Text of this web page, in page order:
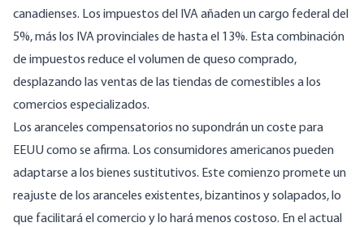
canadienses. Los impuestos del IVA añaden un cargo federal del
5%, más los IVA provinciales de hasta el 13%. Esta combinación
de impuestos reduce el volumen de queso comprado,
desplazando las ventas de las tiendas de comestibles a los
comercios especializados.
Los aranceles compensatorios no supondrán un coste para
EEUU como se afirma. Los consumidores americanos pueden
adaptarse a los bienes sustitutivos. Este comienzo promete un
reajuste de los aranceles existentes, bizantinos y solapados, lo
que facilitará el comercio y lo hará menos costoso. En el actual